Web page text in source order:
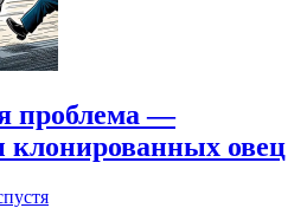
проблема —
клонированных овец